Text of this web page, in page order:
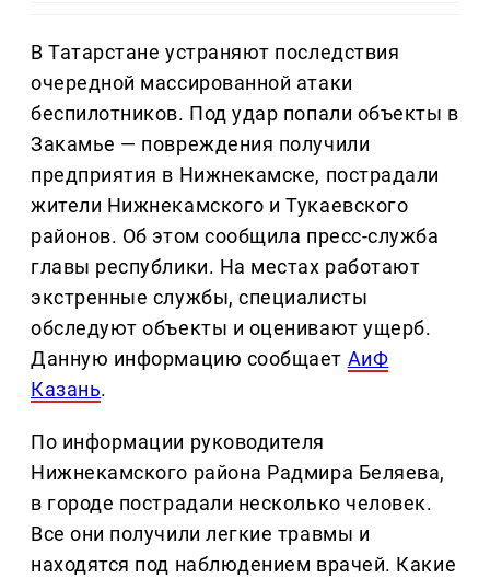
В Татарстане устраняют последствия
очередной массированной атаки
беспилотников. Под удар попали объекты в
Закамье — повреждения получили
предприятия в Нижнекамске, пострадали
жители Нижнекамского и Тукаевского
районов. Об этом сообщила пресс-служба
главы республики. На местах работают
экстренные службы, специалисты
обследуют объекты и оценивают ущерб.
Данную информацию сообщает АиФ
Казань.
По информации руководителя
Нижнекамского района Радмира Беляева,
в городе пострадали несколько человек.
Все они получили легкие травмы и
находятся под наблюдением врачей. Какие